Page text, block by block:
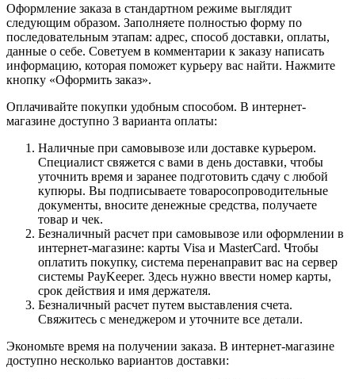
Оформление заказа в стандартном режиме выглядит
следующим образом. Заполняете полностью форму по
последовательным этапам: адрес, способ доставки, оплаты,
данные о себе. Советуем в комментарии к заказу написать
информацию, которая поможет курьеру вас найти. Нажмите
кнопку «Оформить заказ».
Оплачивайте покупки удобным способом. В интернет-
магазине доступно 3 варианта оплаты:
Наличные при самовывозе или доставке курьером.
Специалист свяжется с вами в день доставки, чтобы
уточнить время и заранее подготовить сдачу с любой
купюры. Вы подписываете товаросопроводительные
документы, вносите денежные средства, получаете
товар и чек.
Безналичный расчет при самовывозе или оформлении в
интернет-магазине: карты Visa и MasterCard. Чтобы
оплатить покупку, система перенаправит вас на сервер
системы PayKeeper. Здесь нужно ввести номер карты,
срок действия и имя держателя.
Безналичный расчет путем выставления счета.
Свяжитесь с менеджером и уточните все детали.
Экономьте время на получении заказа. В интернет-магазине
доступно несколько вариантов доставки: